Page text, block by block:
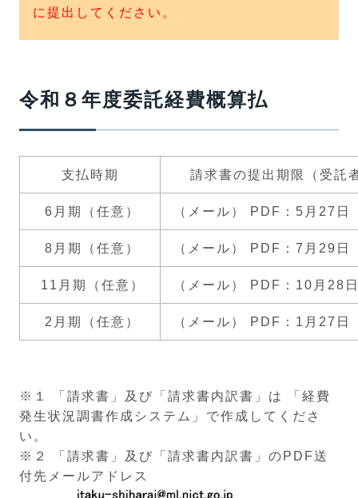
に提出してください。
令和８年度委託経費概算払
支払時期 請求書の提出期限（受
6月期（任意） （メール） PDF：5月27日
8月期（任意） （メール） PDF：7月29日
11月期（任意） （メール） PDF：10月28
2月期（任意） （メール） PDF：1月27日
※１ 「請求書」及び「請求書内訳書」は 「経費
発生状況調書作成システム」で作成してくださ
い。
※２ 「請求書」及び「請求書内訳書」のPDF送
付先メールアドレス